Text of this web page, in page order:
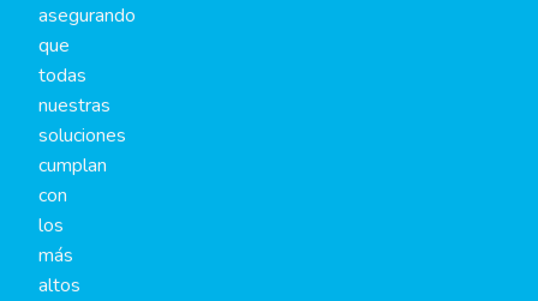
asegurando
que
todas
nuestras
soluciones
cumplan
con
los
más
altos